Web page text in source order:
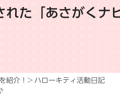
た「あさがくナ
紹介！
ハローキティ活動日記